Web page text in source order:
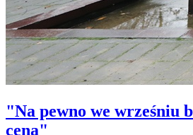
"Na pewno we wrześniu
cena"